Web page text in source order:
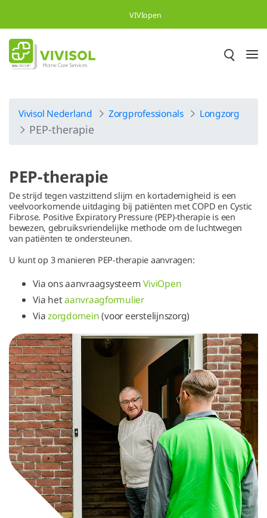
VIVIopen
Vivisol Nederland Zorgprofessionals Longzorg
PEP-therapie
PEP-therapie
De strijd tegen vastzittend slijm en kortademigheid is een
veelvoorkomende uitdaging bij patiënten met COPD en Cystic
Fibrose. Positive Expiratory Pressure (PEP)-therapie is een
bewezen, gebruiksvriendelijke methode om de luchtwegen
van patiënten te ondersteunen.
U kunt op 3 manieren PEP-therapie aanvragen:
Via ons aanvraagsysteemViviOpen
Via hetaanvraagformulier
Viazorgdomein(voor eerstelijnszorg)